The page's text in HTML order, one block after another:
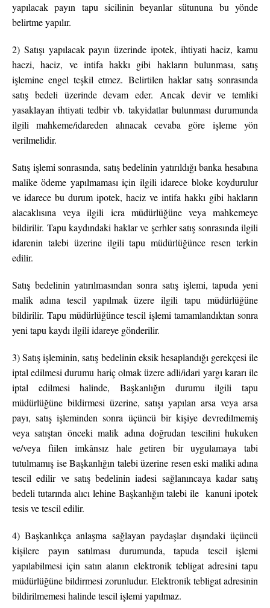
yapılacak payın tapu sicilinin beyanlar sütununa bu yönde
belirtme yapılır.
2) Satışı yapılacak payın üzerinde ipotek, ihtiyati haciz, kamu
haczi, haciz, ve intifa hakkı gibi hakların bulunması, satış
işlemine engel teşkil etmez. Belirtilen haklar satış sonrasında
satış bedeli üzerinde devam eder. Ancak devir ve temliki
yasaklayan ihtiyati tedbir vb. takyidatlar bulunması durumunda
ilgili mahkeme/idareden alınacak cevaba göre işleme yön
verilmelidir.
Satış işlemi sonrasında, satış bedelinin yatırıldığı banka hesabına
malike ödeme yapılmaması için ilgili idarece bloke koydurulur
ve idarece bu durum ipotek, haciz ve intifa hakkı gibi hakların
alacaklısına veya ilgili icra müdürlüğüne veya mahkemeye
bildirilir. Tapu kaydındaki haklar ve şerhler satış sonrasında ilgili
idarenin talebi üzerine ilgili tapu müdürlüğünce resen terkin
edilir.
Satış bedelinin yatırılmasından sonra satış işlemi, tapuda yeni
malik adına tescil yapılmak üzere ilgili tapu müdürlüğüne
bildirilir. Tapu müdürlüğünce tescil işlemi tamamlandıktan sonra
yeni tapu kaydı ilgili idareye gönderilir.
3) Satış işleminin, satış bedelinin eksik hesaplandığı gerekçesi ile
iptal edilmesi durumu hariç olmak üzere adli/idari yargı kararı ile
iptal edilmesi halinde, Başkanlığın durumu ilgili tapu
müdürlüğüne bildirmesi üzerine, satışı yapılan arsa veya arsa
payı, satış işleminden sonra üçüncü bir kişiye devredilmemiş
veya satıştan önceki malik adına doğrudan tescilini hukuken
ve/veya fiilen imkânsız hale getiren bir uygulamaya tabi
tutulmamış ise Başkanlığın talebi üzerine resen eski maliki adına
tescil edilir ve satış bedelinin iadesi sağlanıncaya kadar satış
bedeli tutarında alıcı lehine Başkanlığın talebi ile kanuni ipotek
tesis ve tescil edilir.
4) Başkanlıkça anlaşma sağlayan paydaşlar dışındaki üçüncü
kişilere payın satılması durumunda, tapuda tescil işlemi
yapılabilmesi için satın alanın elektronik tebligat adresini tapu
müdürlüğüne bildirmesi zorunludur. Elektronik tebligat adresinin
bildirilmemesi halinde tescil işlemi yapılmaz.